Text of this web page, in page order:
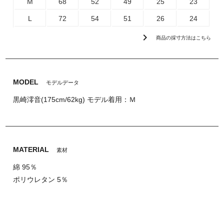
L 72 54 51 26 24
chevron_right 商品の採寸方法はこちら
MODEL モデルデータ
黒崎澪音(175cm/62kg) モデル着用：Ｍ
MATERIAL 素材
綿 95％
ポリウレタン 5％